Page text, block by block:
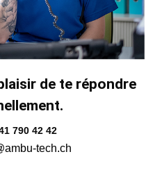
de te répondre
790 42 42
tech.ch